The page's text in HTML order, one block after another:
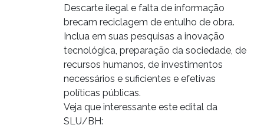
Descarte ilegal e falta de informação
brecam reciclagem de entulho de obra.
Inclua em suas pesquisas a inovação
tecnológica, preparação da sociedade, de
recursos humanos, de investimentos
necessários e suficientes e efetivas
políticas públicas.
Veja que interessante este edital da
SLU/BH: